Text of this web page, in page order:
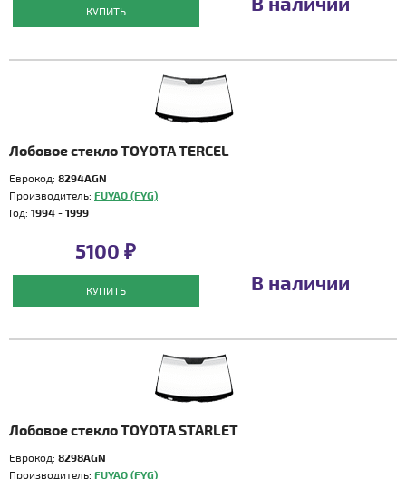
КУПИТЬ
Лобовое стекло TOYOTA TERCEL
Еврокод: 8294AGN
Производитель: FUYAO (FYG)
Год: 1994 - 1999
5100 ₽
КУПИТЬ В наличии
Лобовое стекло TOYOTA STARLET
Еврокод: 8298AGN
Производитель: FUYAO (FYG)